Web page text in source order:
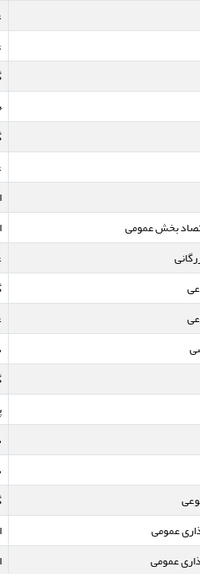
بخش عمومی
عمومی
عمومی